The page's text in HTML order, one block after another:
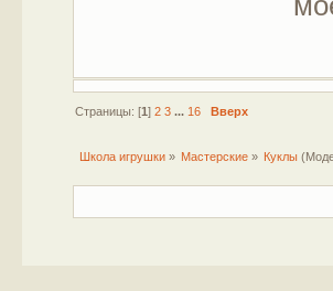
Страницы: [1] 2 3 ... 16 Вверх
Школа игрушки» Мастерские » Куклы